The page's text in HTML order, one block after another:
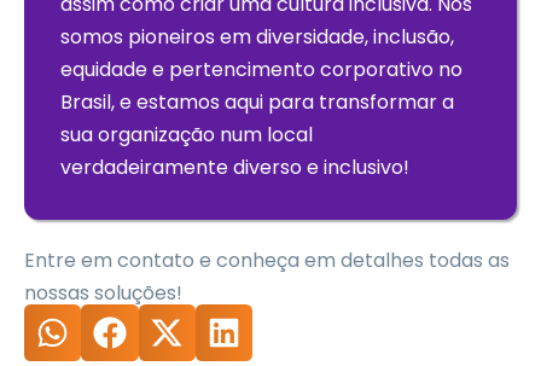
somos pioneiros em diversidade, inclusão,
equidade e pertencimento corporativo no
Brasil, e estamos aqui para transformar a
sua organização num local
verdadeiramente diverso e inclusivo!
Entre em contato e conheça em detalhes todas as
nossas soluções!